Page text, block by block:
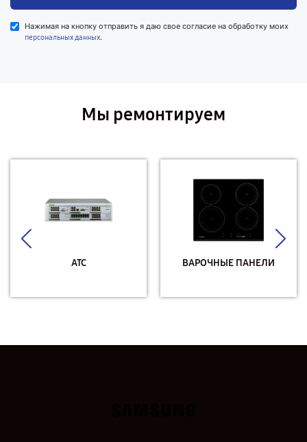
Нажимая на кнопку отправить я даю свое согласие на обработку моих
персональных данных.
Мы ремонтируем
АТС ВАРОЧНЫЕ ПАНЕЛИ